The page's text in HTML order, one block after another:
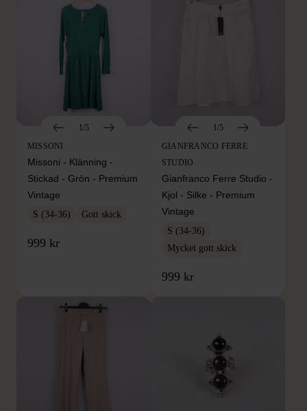
1/5
MISSONI
Missoni - Klänning -
Stickad - Grön - Premium
Vintage
S (34-36) Gott skick
999 kr
1/5
GIANFRANCO FERRE
STUDIO
Gianfranco Ferre Studio -
Kjol - Silke - Premium
Vintage
S (34-36)
Mycket gott skick
999 kr